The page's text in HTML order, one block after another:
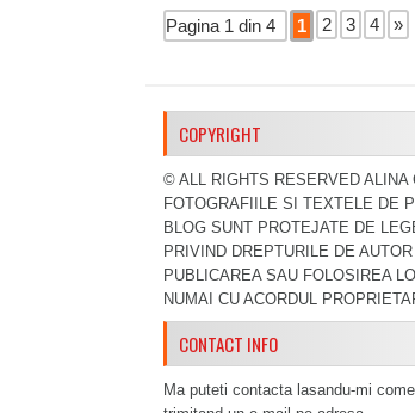
Pagina 1 din 4 1 2 3 4 »
COPYRIGHT
© ALL RIGHTS RESERVED ALINA
FOTOGRAFIILE SI TEXTELE DE
BLOG SUNT PROTEJATE DE
PRIVIND DREPTURILE DE
PUBLICAREA SAU FOLOSIREA
NUMAI CU ACORDUL
CONTACT INFO
Ma puteti contacta lasandu-mi